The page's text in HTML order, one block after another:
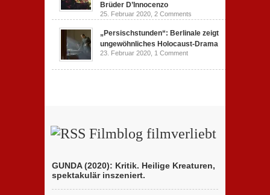
Brüder D’Innocenzo
25. Februar 2020, 2 Comments
„Persischstunden“: Berlinale zeigt
ungewöhnliches Holocaust-Drama
23. Februar 2020, 1 Comment
Filmblog filmverliebt
GUNDA (2020): Kritik. Heilige Kreaturen,
spektakulär inszeniert.